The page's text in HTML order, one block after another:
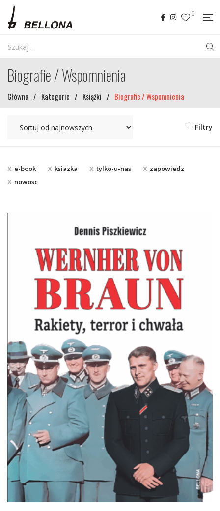
0
Biografie / Wspomnienia
Główna / Kategorie / Książki / Biografie / Wspomnienia
Filtry
e-book ksiazka tylko-u-nas
zapowiedz
nowosc